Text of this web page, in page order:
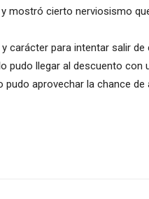
mostró cierto nerviosismo
para intentar salir
pudo llegar al descuento
aprovechar la chance